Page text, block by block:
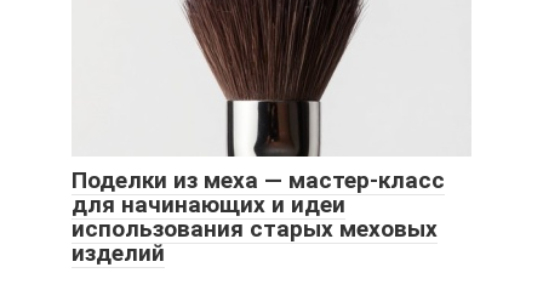
Поделки из меха — мастер-класс
для начинающих и идеи
использования старых меховых
изделий